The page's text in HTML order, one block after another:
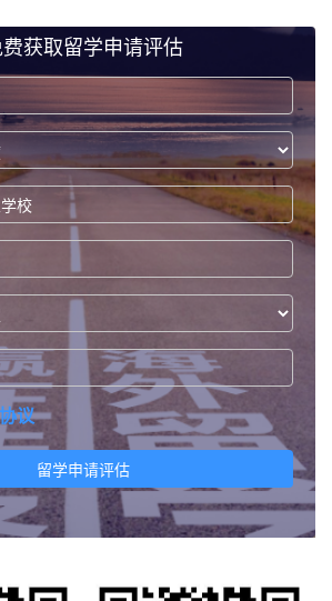
获取留学申请评估
议
留学申请评估